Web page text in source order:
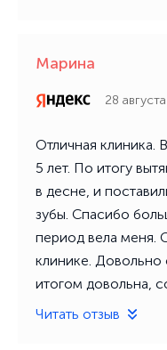
Марина
28
Отличная клиника.
5 лет. По итогу
в десне, и
зубы. Спасибо
период вела меня.
клинике. Довольно
итогом довольна,
Читать отзыв